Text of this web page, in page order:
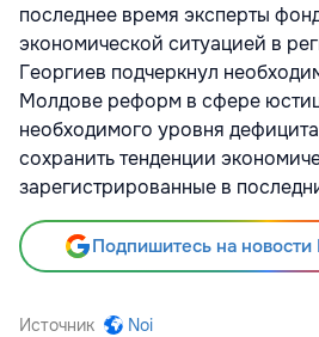
последнее время эксперты
экономической ситуацией в
Георгиев подчеркнул
Молдове реформ в сфере
необходимого уровня
сохранить тенденции
зарегистрированные в
Подпишитесь на
Источник Noi